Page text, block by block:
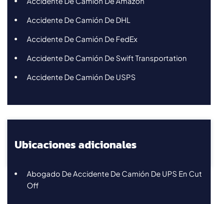
Accidente De Camión De DHL
Accidente De Camión De FedEx
Accidente De Camión De Swift Transportation
Accidente De Camión De USPS
Ubicaciones adicionales
Abogado De Accidente De Camión De UPS En Cut
Off